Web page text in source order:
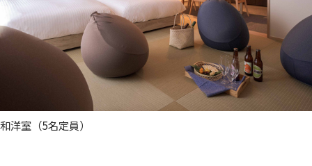
和洋室（5名定員）